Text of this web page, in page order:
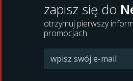
zapisz się do
otrzymuj pierwszy
promocjach